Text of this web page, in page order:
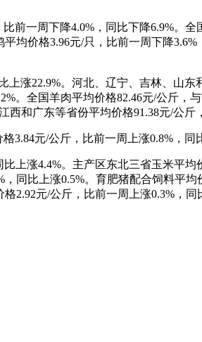
前一周下降4.0%，同比下降6.9%。
均价格3.96元/只，比前一周下降
涨22.9%。河北、辽宁、吉林、山
。全国羊肉平均价格82.46元/公斤
和广东等省份平均价格91.38元/公斤
元/公斤，比前一周上涨0.8%，同
上涨4.4%。主产区东北三省玉米平
同比上涨0.5%。育肥猪配合饲料平
2.92元/公斤，比前一周上涨0.3%，同